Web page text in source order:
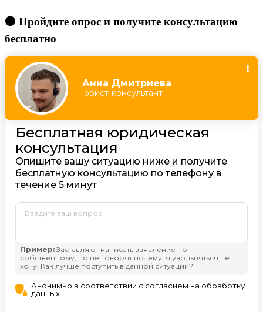
🟠 Пройдите опрос и получите консультацию
бесплатно